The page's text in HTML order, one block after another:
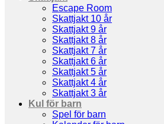
Escape Room
Skattjakt 10 år
Skattjakt 9 år
Skattjakt 8 år
Skattjakt 7 år
Skattjakt 6 år
Skattjakt 5 år
Skattjakt 4 år
Skattjakt 3 år
Kul för barn
Spel för barn